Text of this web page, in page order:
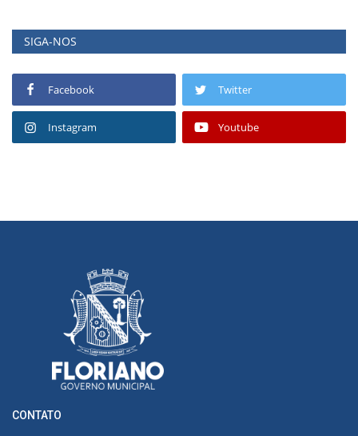
SIGA-NOS
Facebook Twitter
Instagram Youtube
CONTATO